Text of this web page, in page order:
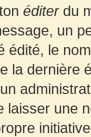
éditerdu
un
édité, le
la dernière
laisser une